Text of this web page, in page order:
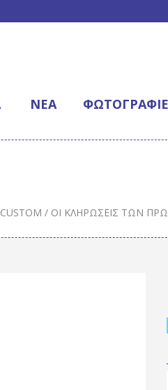
NΈΑ
CUSTOM / ΟΙ ΚΛΗΡΏΣΕΙΣ ΤΩΝ